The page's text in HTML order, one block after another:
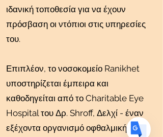
ιδανική τοποθεσία για να έχουν
πρόσβαση οι ντόπιοι στις υπηρεσίες
του.
Επιπλέον, το νοσοκομείο Ranikhet
υποστηρίζεται έμπειρα και
καθοδηγείται από το Charitable Eye
Hospital του Δρ. Shroff, Δελχί - έναν
εξέχοντα οργανισμό οφθαλμικής
DEGerman · Deutsch
ESSpanish· Español